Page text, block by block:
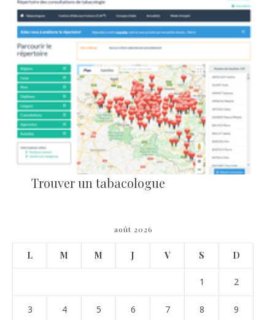
Trouver un tabacologue
août 2026
L M M J V S D
1 2
3 4 5 6 7 8 9